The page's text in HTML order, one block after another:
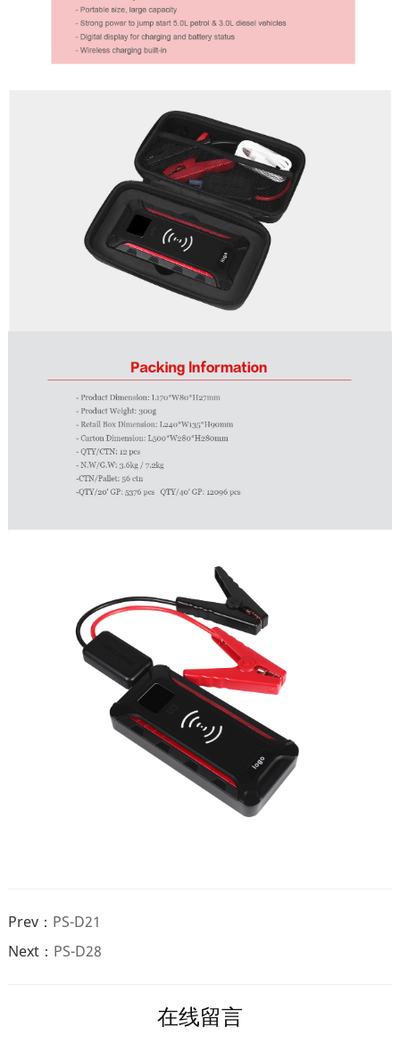
Prev： PS-D21
Next： PS-D28
在线留言